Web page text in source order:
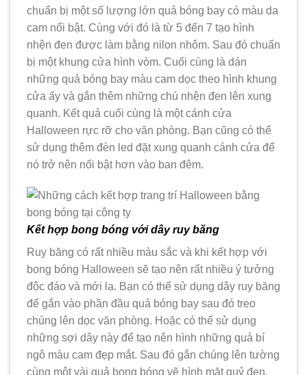
chuẩn bị một số lượng lớn quả bóng bay có màu da
cam nổi bật. Cùng với đó là từ 5 đến 7 tạo hình
nhện đen được làm bằng nilon nhôm. Sau đó chuẩn
bị một khung cửa hình vòm. Cuối cùng là dán
những quả bóng bay màu cam dọc theo hình khung
cửa ấy và gắn thêm những chú nhện đen lên xung
quanh. Kết quả cuối cùng là một cánh cửa
Halloween rực rỡ cho văn phòng. Bạn cũng có thể
sử dụng thêm đèn led đặt xung quanh cánh cửa để
nó trở nên nổi bật hơn vào ban đêm.
Kết hợp bong bóng với dây ruy băng
Ruy băng có rất nhiều màu sắc và khi kết hợp với
bong bóng Halloween sẽ tạo nên rất nhiều ý tưởng
độc đáo và mới lạ. Bạn có thể sử dụng dây ruy băng
để gắn vào phần đầu quả bóng bay sau đó treo
chúng lên dọc văn phòng. Hoặc có thể sử dụng
những sợi dây này để tạo nên hình những quả bí
ngô màu cam đẹp mắt. Sau đó gắn chúng lên tường
cùng một vài quả bong bóng vẽ hình mặt quỷ đen.